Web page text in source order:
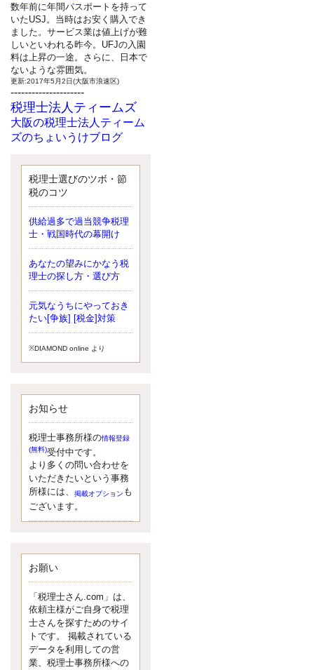
数年前に年間パスポートを持って
いたUSJ。当時はお安く購入でき
ました。サービス業は値上げが難
しいといわれる昨今。UFJの入園
料は上昇の一途。さらに、日本で
ないような雰囲気。
更新:2017年5月2日(大阪市浪速区)
---------------------
税理士法人ティームズ
大阪の税理士法人ティーム
ズのちょいうけブログ
なったことに気付いた、税理士の
北井です。寂しいです。 先日、テ
ィームズイベントとしてバーベキ
ップしようと思いましたが、そこ
はセンスある後のブロガーに任せ
ようと思います。
更新:2017年5月1日(大阪市北区)
---------------------
サクセス会計事務所
サクセス税理士のお役立ち
ブログ
平成２７年１月１日以降開始の相
続より、相続税の基礎控除額（相
続税が課税されない遺産の上限
しています。
更新:2017年5月1日(大阪市中央区)
湘南BUN税理士事務所
湘南のぽっちゃり女性税理
士松村文子と湘南ＢＵ
また最近、税理士試験のご相談を
受けることおおくなりました。受
験申し込み受け付け開始になるか
ダメと思う前に、全力で勝負して
みたいです！
京都のやわらか女性税理
イクメン税理士による税金
ブログです。
なくて七クセ 目は口ほどにモノを
税理士選びのツボ・節
税のコツ
供給過多で過当競争税理
士・戦国時代の幕開け
あなたの望みにかなう税
理士の探し方・選び方
元気なうちにやっておき
たい[争族] [税金]対策
※DIAMOND online より
お知らせ
税理士事務所様の情報登録
(無料)受付中です。
より多くの問い合わせを
いただきたいという事務
所様には、
掲載オプション も
ございます。
お願い
「税理士さん.com」は、
依頼主様がご自身で税理
士さんを探すためのサイ
トです。 掲載されている
データを利用しての営
業、税理士事務所様への